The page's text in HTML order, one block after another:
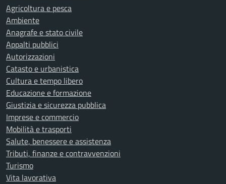
Agricoltura e pesca
Ambiente
Anagrafe e stato civile
Appalti pubblici
Autorizzazioni
Catasto e urbanistica
Cultura e tempo libero
Educazione e formazione
Giustizia e sicurezza pubblica
Imprese e commercio
Mobilità e trasporti
Salute, benessere e assistenza
Tributi, finanze e contravvenzioni
Turismo
Vita lavorativa